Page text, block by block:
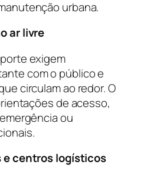
urbana.
ar livre
exigem
com o público e
circulam ao redor. O
de acesso,
ou
e centros logísticos